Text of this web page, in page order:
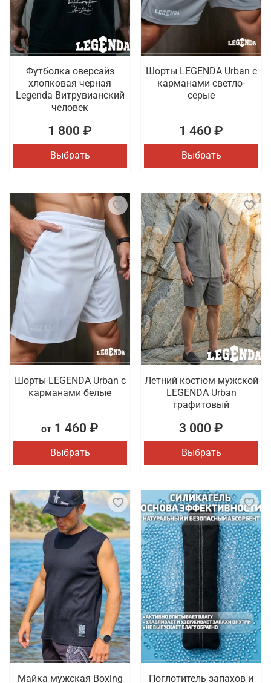
Футболка оверсайз
хлопковая черная
Legenda Витрувианский
человек
1 800 ₽
Выбрать
Шорты LEGENDA Urban c
карманами светло-
серые
1 460 ₽
Выбрать
Шорты LEGENDA Urban c
карманами белые
от 1 460 ₽
Выбрать
Летний костюм мужской
LEGENDA Urban
графитовый
3 000 ₽
Выбрать
Майка мужская Boxing
Поглотитель запахов и